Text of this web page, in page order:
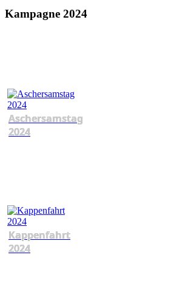
Kampagne 2024
Aschersamstag
2024
Kappenfahrt
2024